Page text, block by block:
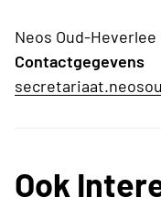
Neos Oud-Heverlee
Contactgegevens
Ook